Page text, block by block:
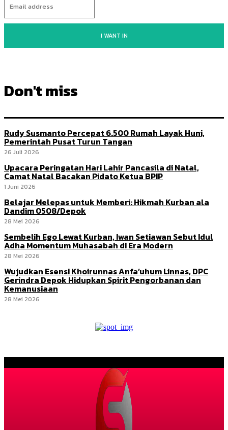
I WANT IN
Don't miss
Rudy Susmanto Percepat 6.500 Rumah Layak Huni,
Pemerintah Pusat Turun Tangan
26 Juli 2026
Upacara Peringatan Hari Lahir Pancasila di Natal,
Camat Natal Bacakan Pidato Ketua BPIP
1 Juni 2026
Belajar Melepas untuk Memberi: Hikmah Kurban ala
Dandim 0508/Depok
28 Mei 2026
Sembelih Ego Lewat Kurban, Iwan Setiawan Sebut Idul
Adha Momentum Muhasabah di Era Modern
28 Mei 2026
Wujudkan Esensi Khoirunnas Anfa’uhum Linnas, DPC
Gerindra Depok Hidupkan Spirit Pengorbanan dan
Kemanusiaan
28 Mei 2026